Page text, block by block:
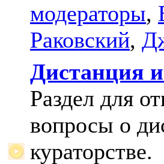
модераторы,
Раковский,
Дистанция
Раздел для
вопросы о
кураторстве.